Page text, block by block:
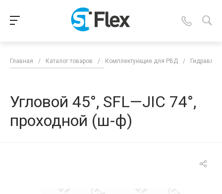
Главная / Каталог товаров / Комплектующие для РВД /
Угловой 45°, SFL—JIC 74°,
проходной (ш-ф)